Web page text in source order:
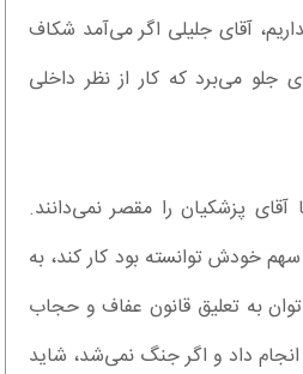
آقای جلیلی اگر می‌آمد شکاف
می‌برد که کار از نظر داخلی
پزشکیان را مقصر نمی‌دانند.
خودش توانسته بود کار کند، به
به تعلیق قانون عفاف و حجاب
انجام داد و اگر جنگ نمی‌شد، شاید